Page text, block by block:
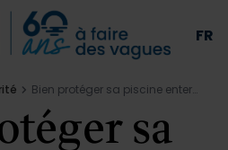
FR
Bien protéger sa piscine enterrée et semi enterrée
sa